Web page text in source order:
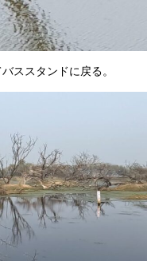
ススタンドに戻る。